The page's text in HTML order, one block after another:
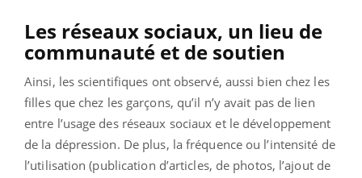
Les réseaux sociaux, un lieu de
communauté et de soutien
Ainsi, les scientifiques ont observé, aussi bien chez les
filles que chez les garçons, qu’il n’y avait pas de lien
entre l’usage des réseaux sociaux et le développement
de la dépression. De plus, la fréquence ou l’intensité de
l’utilisation (publication d’articles, de photos, l’ajout de